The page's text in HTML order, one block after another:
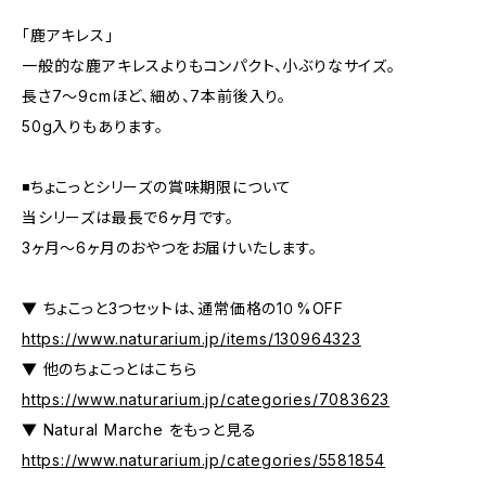
「鹿アキレス」
一般的な鹿アキレスよりもコンパクト、小ぶりなサイズ。
長さ7〜9cmほど、細め、7本前後入り。
50g入りもあります。
◾️ちょこっとシリーズの賞味期限について
当シリーズは最長で6ヶ月です。
3ヶ月〜6ヶ月のおやつをお届けいたします。
▼ ちょこっと3つセットは、通常価格の1０%OFF
https://www.naturarium.jp/items/130964323
▼ 他のちょこっとはこちら
https://www.naturarium.jp/categories/7083623
▼ Natural Marche をもっと見る
https://www.naturarium.jp/categories/5581854